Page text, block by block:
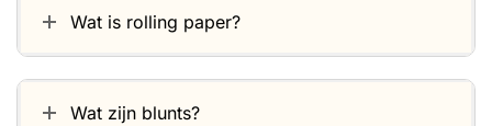
Wat is rolling paper?
Wat zijn blunts?